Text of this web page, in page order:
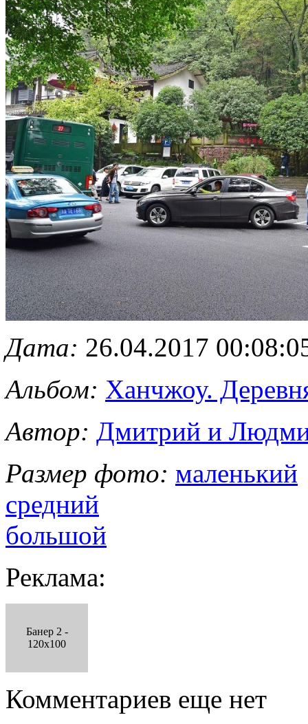
Дата: 26.04.2017
Альбом: Ханчжоу.
Автор: Дмитрий и
Размер фото: маленький
средний
большой
Реклама:
Банер 2 -
120x100
Комментариев еще нет